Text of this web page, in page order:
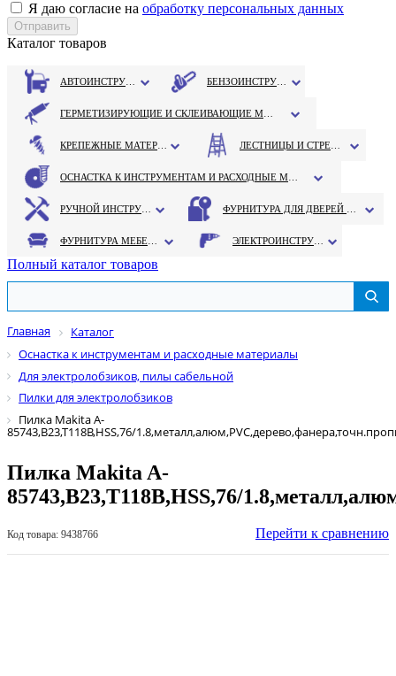
Я даю согласие на обработку персональных данных
Каталог товаров
Полный каталог товаров
Главная
Каталог
Оснастка к инструментам и расходные материалы
Для электролобзиков, пилы сабельной
Пилки для электролобзиков
Пилка Makita A-
85743,B23,T118B,HSS,76/
Пилка Makita A-
85743,B23,T118B,HSS,76/
Код товара: 9438766 Перейти к сравнению